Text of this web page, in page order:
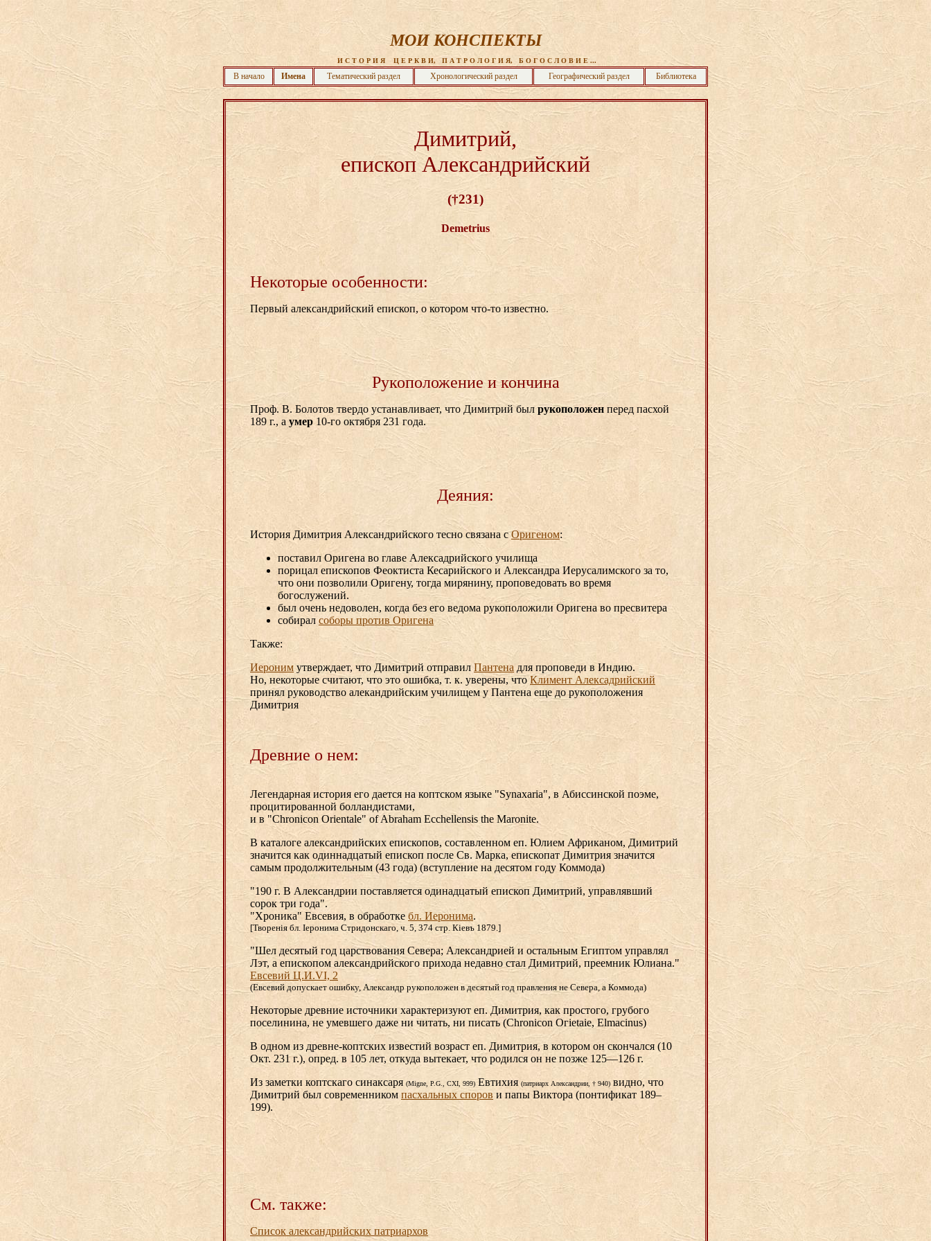
МОИ КОНСПЕКТЫ
И С Т О Р И Я    Ц Е Р К В И,   П А Т Р О Л О Г И Я,   Б О Г О С Л О В И Е ...
В начало Имена Тематический раздел Хронологический раздел Географический раздел Библиотека
Димитрий,
епископ Александрийский
(†231)
Demetrius
Некоторые особенности:
Первый александрийский епископ, о котором что-то известно.
Рукоположение и кончина
Проф. В. Болотов твердо устанавливает, что Димитрий былрукоположен перед пасхой
189 г., а умер 10-го октября 231 года.
Деяния:
История Димитрия Александрийского тесно связана сОригеном:
поставил Оригена во главе Алексадрийского училища
порицал епископов Феоктиста Кесарийского и Александра Иерусалимского за то,
что они позволили Оригену, тогда мирянину, проповедовать во время
богослужений.
был очень недоволен, когда без его ведома рукоположили Оригена во пресвитера
собирал соборы против Оригена
Также:
Иероним утверждает, что Димитрий отправилПантена для проповеди в Индию.
Но, некоторые считают, что это ошибка, т. к. уверены, чтоКлимент Алексадрийский
принял руководство алекандрийским училищем у Пантена еще до рукоположения
Димитрия
Древние о нем:
Легендарная история его дается на коптском языке "Synaxaria", в Абиссинской поэме,
процитированной болландистами,
и в "Chronicon Orientale" of Abraham Ecchellensis the Maronite.
В каталоге александрийских епископов, составленном еп. Юлием Африканом, Димитрий
значится как одиннадцатый епископ после Cв. Марка, епископат Димитрия значится
самым продолжительным (43 года) (вступление на десятом году Коммода)
"190 г. В Александрии поставляется одинадцатый епископ Димитрий, управлявший
сорок три года".
"Хроника" Евсевия, в обработке бл. Иеронима.
[Творенiя бл. Iеронима Стридонскаго, ч. 5, 374 стр. Кiевъ 1879.]
"Шел десятый год царствования Севера; Александрией и остальным Египтом управлял
Лэт, а епископом александрийского прихода недавно стал Димитрий, преемник Юлиана."
Евсевий Ц.И.VI, 2
(Евсевий допускает ошибку, Александр рукоположен в десятый год правления не Севера, а Коммода)
Некоторые древние источники характеризуют еп. Димитрия, как простого, грубого
поселинина, не умевшего даже ни читать, ни писать (Сhroniсon Огiеtaie, Elmacinus)
В одном из древне-коптских известий возраст еп. Димитрия, в котором он скончался (10
Окт. 231 г.), опред. в 105 лет, откуда вытекает, что родился он не позже 125—126 г.
Из заметки коптскаго синаксаря (Migne, P.G., CXI, 999) Евтихия (патриарх Александрии, † 940) видно, что
Димитрий был современником пасхальных споров и папы Виктора (понтификат 189–
199).
См. также:
Список александрийских патриархов